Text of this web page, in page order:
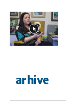
arhive
Arhive